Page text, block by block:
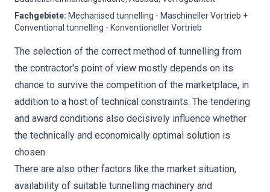
Fachgebiete: Mechanised tunnelling - Maschineller Vortrieb +
Conventional tunnelling - Konventioneller Vortrieb
The selection of the correct method of tunnelling from
the contractor's point of view mostly depends on its
chance to survive the competition of the marketplace, in
addition to a host of technical constraints. The tendering
and award conditions also decisively influence whether
the technically and economically optimal solution is
chosen.
There are also other factors like the market situation,
availability of suitable tunnelling machinery and